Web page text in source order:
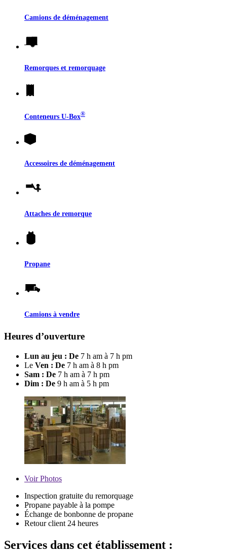
Camions de déménagement
Remorques et remorquage
Conteneurs U-Box®
Accessoires de déménagement
Attaches de remorque
Propane
Camions à vendre
Heures d’ouverture
Lun au jeu : De 7 h am à 7 h pm
Le Ven : De 7 h am à 8 h pm
Sam : De 7 h am à 7 h pm
Dim : De 9 h am à 5 h pm
VoirPhotos
Inspection gratuite du remorquage
Propane payable à la pompe
Échange de bonbonne de propane
Retour client 24 heures
Services dans cet établissement :